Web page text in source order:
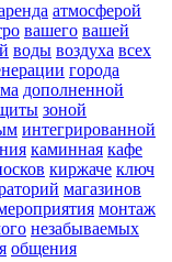
атмосферой
вашего вашей
воды воздуха всех
города
дополненной
зоной
интегрированной
каминная кафе
киржаче ключ
магазинов
монтаж
незабываемых
общения